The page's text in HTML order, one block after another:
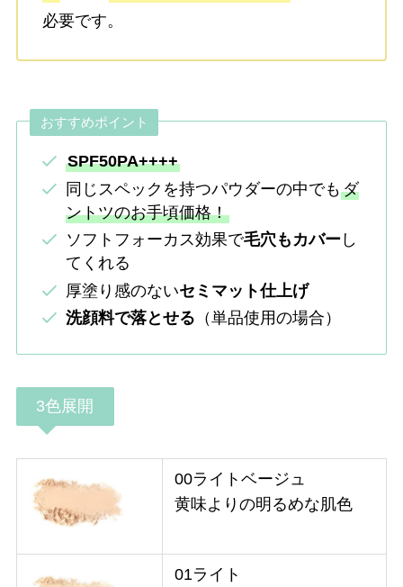
必要です。
おすすめポイント
SPF50PA++++
同じスペックを持つパウダーの中でもダ
ントツのお手頃価格！
ソフトフォーカス効果で毛穴もカバーし
てくれる
厚塗り感のないセミマット仕上げ
洗顔料で落とせる （単品使用の場合）
3色展開
00ライトベージュ
黄味よりの明るめな肌色
01ライト